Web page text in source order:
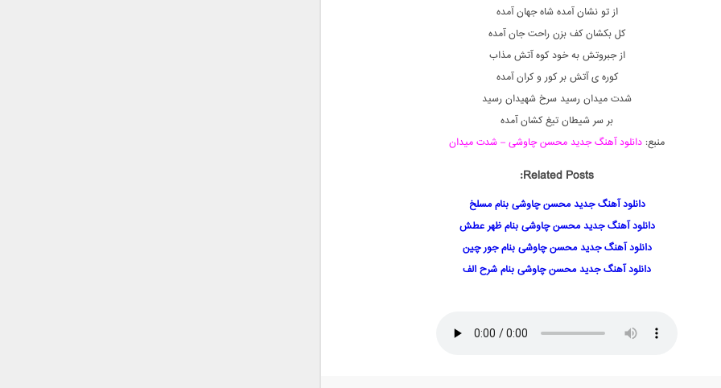
از تو نشان آمده شاه جهان آمده
کل بکشان کف بزن راحت جان آمده
از جبروتش به خود کوه آتش مذاب
کوره ی آتش بر کور و کران آمده
شدت میدان رسید سرخ شهیدان رسید
بر سر شیطان تیغ کشان آمده
منبع: دانلود آهنگ جدید محسن چاوشی – شدت میدان
Related Posts:
دانلود آهنگ جدید محسن چاوشی بنام مسلخ
دانلود آهنگ جدید محسن چاوشی بنام ظهر عطش
دانلود آهنگ جدید محسن چاوشی بنام جور چین
دانلود آهنگ جدید محسن چاوشی بنام شرح الف